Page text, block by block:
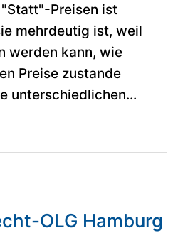
Preisen ist
mehrdeutig ist, weil
werden kann, wie
Preise zustande
unterschiedlichen...
OLG Hamburg